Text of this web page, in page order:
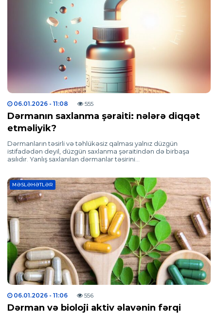
06.01.2026 - 11:08 555
Dərmanın saxlanma şəraiti: nələrə diqqət
etməliyik?
Dərmanların təsirli və təhlükəsiz qalması yalnız düzgün
istifadədən deyil, düzgün saxlanma şəraitindən də birbaşa
asılıdır. Yanlış saxlanılan dərmanlar təsirini…
MƏSLƏHƏTLƏR
06.01.2026 - 11:06 556
Dərman və bioloji aktiv əlavənin fərqi